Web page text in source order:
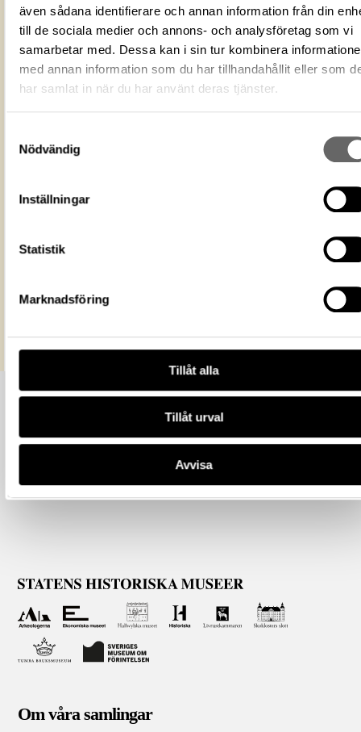
även sådana identifierare och annan information från din
till de sociala medier och annons- och analysföretag som vi
samarbetar med. Dessa kan i sin tur kombinera
med annan information som du har tillhandahållit eller som
har samlat in när du har använt deras tjänster.
Nödvändig
Inställningar
Statistik
Marknadsföring
Tillåt alla
Tillåt urval
Avvisa
ID‑nummer
c32b264c-75d4-480b-a5d1-
Fotograf
Audy, Florent
Fotodatum 2019
Du får bearbeta och dela verket
ändamål, även kommersiella, så
du anger upphovsperson och
Museum
https://samlingar.shm.se/media/
Mer information om licenser hos Statens historiska museer.
Om våra samlingar